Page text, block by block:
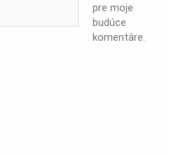
pre moje
budúce
komentáre.